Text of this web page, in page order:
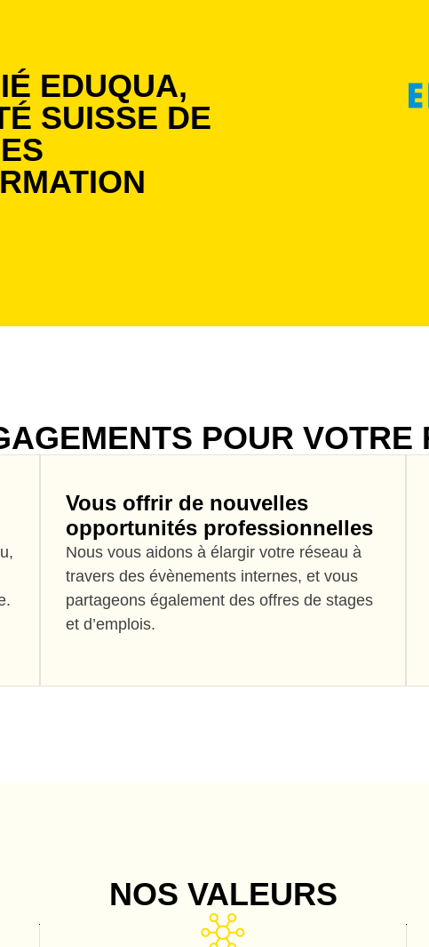
EDUQUA,
SUISSE DE
POUR VOTRE
Vous offrir de nouvelles
opportunités professionnelles
Nous vous aidons à élargir votre réseau à
travers des évènements internes, et vous
partageons également des offres de stages
et d’emplois.
NOS VALEURS